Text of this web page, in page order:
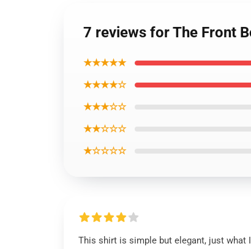
7 reviews for The Front
★★★★★
★★★★☆
★★★☆☆
★★☆☆☆
★☆☆☆☆
This shirt is simple but elegant, just what I